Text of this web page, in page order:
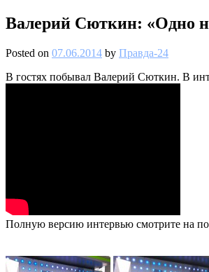
Валерий Сюткин: «Одно
Posted on 07.06.2014 by Правда-24
В гостях побывал Валерий Сюткин. В
Полную версию интервью смотрите на